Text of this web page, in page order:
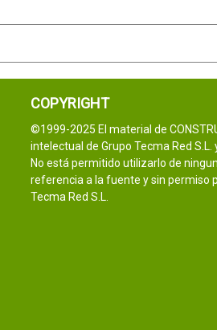
COPYRIGHT
©1999-2025 El material de
intelectual de Grupo Tecma Red S.L.
No está permitido utilizarlo de
referencia a la fuente y sin permiso
Tecma Red S.L.